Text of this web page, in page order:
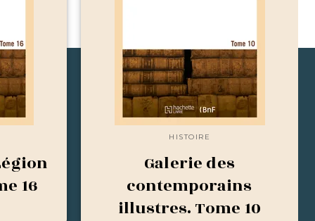
16
HISTOIRE
Galerie des
contemporains
illustres. Tome 10